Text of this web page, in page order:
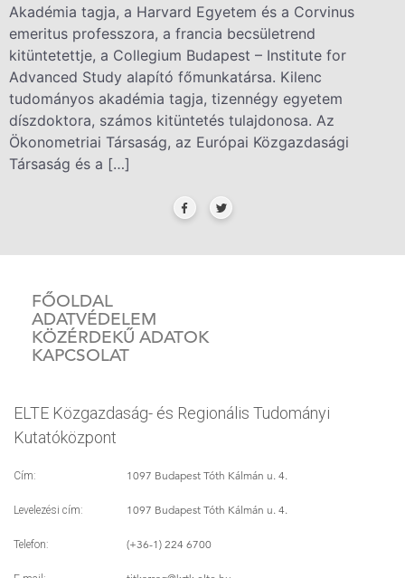
Akadémia tagja, a Harvard Egyetem és a Corvinus
emeritus professzora, a francia becsületrend
kitüntetettje, a Collegium Budapest – Institute for
Advanced Study alapító főmunkatársa. Kilenc
tudományos akadémia tagja, tizennégy egyetem
díszdoktora, számos kitüntetés tulajdonosa. Az
Ökonometriai Társaság, az Európai Közgazdasági
Társaság és a […]
FŐOLDAL
ADATVÉDELEM
KÖZÉRDEKŰ ADATOK
KAPCSOLAT
ELTE Közgazdaság- és Regionális Tudományi
Kutatóközpont
Cím: 1097 Budapest Tóth Kálmán u. 4.
Levelezési cím: 1097 Budapest Tóth Kálmán u. 4.
Telefon: (+36-1) 224 6700